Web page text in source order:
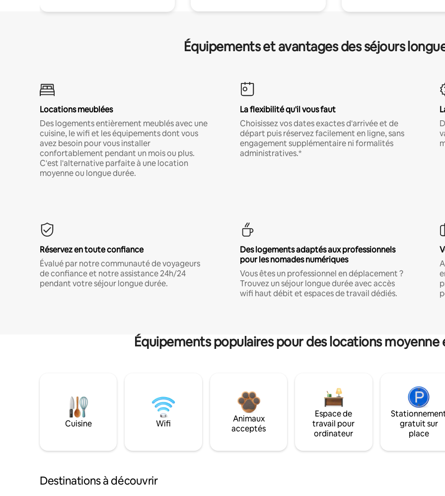
Équipements et avantages des séjours
Locations meublées
Des logements entièrement meublés avec une
cuisine, le wifi et les équipements dont vous
avez besoin pour vous installer
confortablement pendant un mois ou plus.
C'est l'alternative parfaite à une location
moyenne ou longue durée.
La flexibilité qu'il vous faut
Choisissez vos dates exactes d'arrivée et de
départ puis réservez facilement en ligne, sans
engagement supplémentaire ni formalités
administratives.*
Réservez en toute confiance
Évalué par notre communauté de voyageurs
de confiance et notre assistance 24h/24
pendant votre séjour longue durée.
Des logements adaptés aux professionnels
pour les nomades numériques
Vous êtes un professionnel en déplacement ?
Trouvez un séjour longue durée avec accès
wifi haut débit et espaces de travail dédiés.
Équipements populaires pour des locations
Cuisine Wifi
Animaux
acceptés
Espace de
travail pour
ordinateur
gratuit sur
place
Destinations à découvrir